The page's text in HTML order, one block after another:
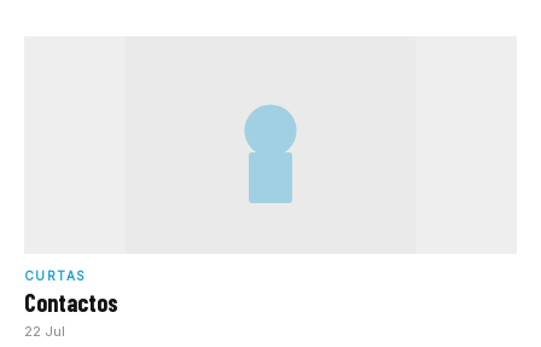
CURTAS
Contactos
22 Jul